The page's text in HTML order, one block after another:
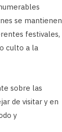
se mantienen
festivales,
culto a la
sobre las
de visitar y en
y